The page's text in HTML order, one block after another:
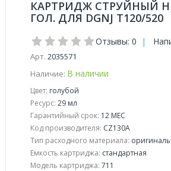
КАРТРИДЖ СТРУЙНЫЙ HP
ГОЛ. ДЛЯ DGNJ T120/520
Отзывы: 0 |
Арт. 2035571
Наличие: В наличии
Цвет: голубой
Ресурс: 29 мл
Гарантийный срок: 12 МЕС
Код производителя: CZ130A
Тип расходного материала:
Емкость картриджа: стандартная
Модель картриджа: 711